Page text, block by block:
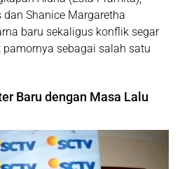
Shanice Margaretha
baru sekaligus konflik segar
sebagai salah satu
Baru dengan Masa Lalu